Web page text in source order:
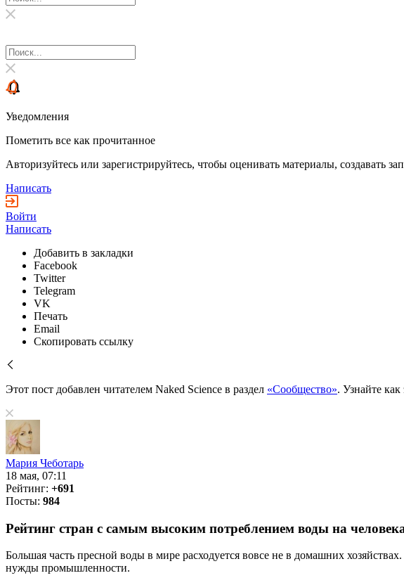
Уведомления
Пометить все как прочитанное
Авторизуйтесь или зарегистрируйтесь, чтобы оценивать материалы, создавать
Написать
Войти
Написать
Добавить в закладки
Facebook
Twitter
Telegram
VK
Печать
Email
Скопировать ссылку
Этот пост добавлен читателем Naked Science в раздел «Сообщество». Узнайте как
Мария Чеботарь
18 мая, 07:11
Рейтинг: +691
Посты: 984
Рейтинг стран с самым высоким потреблением воды на
Большая часть пресной воды в мире расходуется вовсе не в домашних
нужды промышленности.